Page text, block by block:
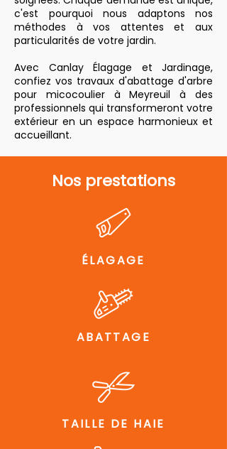
c'est pourquoi nous adaptons nos
méthodes à vos attentes et aux
particularités de votre jardin.
Avec Canlay Élagage et Jardinage,
confiez vos travaux d'abattage d'arbre
pour micocoulier à Meyreuil à des
professionnels qui transformeront votre
extérieur en un espace harmonieux et
accueillant.
Nos prestations
ÉLAGAGE
ABATTAGE
TAILLE DE HAIE